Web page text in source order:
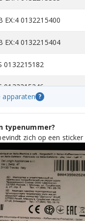
EX:4 0132215400
EX:4 0132215404
0132215182
0132215246
0132215315
0132215292
0132215295
X0132215258
apparaten ?
typenummer?
zich op een